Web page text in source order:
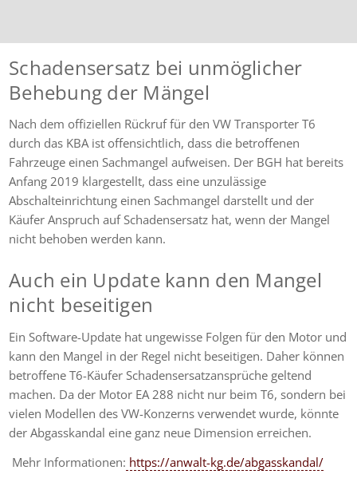
Schadensersatz bei unmöglicher
Behebung der Mängel
Nach dem offiziellen Rückruf für den VW Transporter T6
durch das KBA ist offensichtlich, dass die betroffenen
Fahrzeuge einen Sachmangel aufweisen. Der BGH hat bereits
Anfang 2019 klargestellt, dass eine unzulässige
Abschalteinrichtung einen Sachmangel darstellt und der
Käufer Anspruch auf Schadensersatz hat, wenn der Mangel
nicht behoben werden kann.
Auch ein Update kann den Mangel
nicht beseitigen
Ein Software-Update hat ungewisse Folgen für den Motor und
kann den Mangel in der Regel nicht beseitigen. Daher können
betroffene T6-Käufer Schadensersatzansprüche geltend
machen. Da der Motor EA 288 nicht nur beim T6, sondern bei
vielen Modellen des VW-Konzerns verwendet wurde, könnte
der Abgasskandal eine ganz neue Dimension erreichen.
Mehr Informationen: https://anwalt-kg.de/abgasskandal/